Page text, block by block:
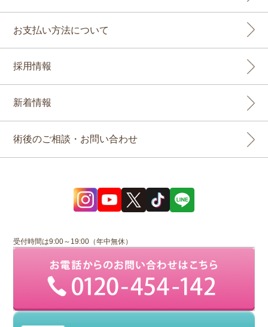
お支払い方法について
採用情報
新着情報
術後のご相談・お問い合わせ
受付時間は9:00～19:00（年中無休）